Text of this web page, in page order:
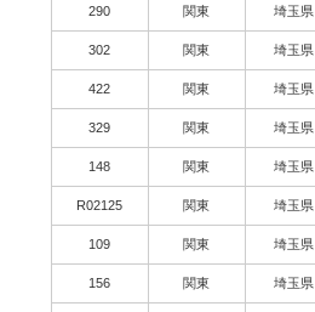
290 関東 埼玉県
302 関東 埼玉県
422 関東 埼玉県
329 関東 埼玉県
148 関東 埼玉県
R02125 関東 埼玉県
109 関東 埼玉県
156 関東 埼玉県